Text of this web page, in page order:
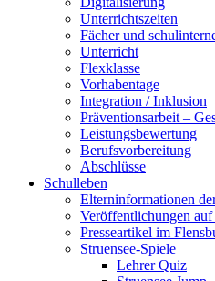
Unterrichtszeiten
Fächer und
Unterricht
Flexklasse
Vorhabentage
Integration / Inklusion
Präventionsarbeit –
Leistungsbewertung
Berufsvorbereitung
Abschlüsse
Schulleben
Elterninformationen
Veröffentlichungen auf
Presseartikel im
Struensee-Spiele
Lehrer Quiz